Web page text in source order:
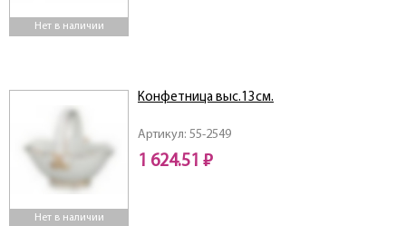
Нет в наличии
Нет в наличии
Артикул: 55-2549
Конфетница выс.13см.
1 624.51 ₽